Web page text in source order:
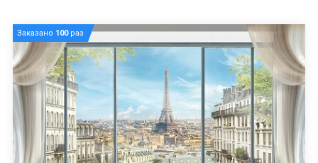
Заказано 100раз